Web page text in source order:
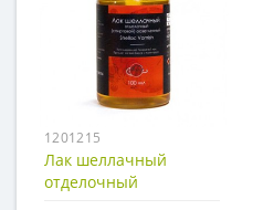
1201215
Лак шеллачный
отделочный